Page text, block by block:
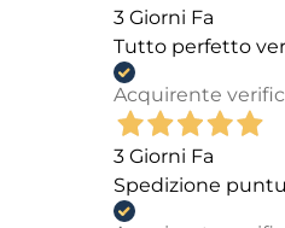
3 Giorni Fa
Tutto perfetto
Acquirente
3 Giorni Fa
Spedizione